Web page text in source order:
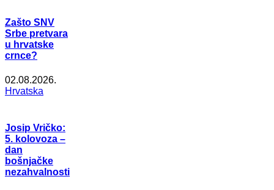
Zašto SNV
Srbe pretvara
u hrvatske
crnce?
02.08.2026.
Hrvatska
Josip Vričko:
5. kolovoza –
dan
bošnjačke
nezahvalnosti